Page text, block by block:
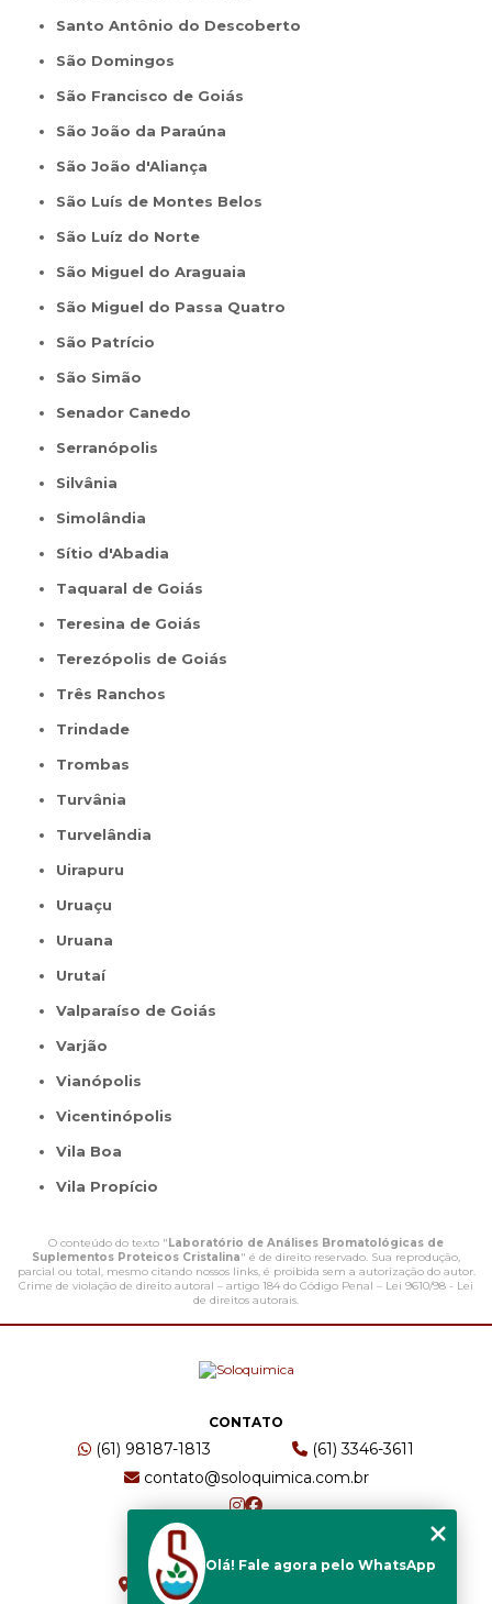
Santo Antônio do Descoberto
São Domingos
São Francisco de Goiás
São João da Paraúna
São João d'Aliança
São Luís de Montes Belos
São Luíz do Norte
São Miguel do Araguaia
São Miguel do Passa Quatro
São Patrício
São Simão
Senador Canedo
Serranópolis
Silvânia
Simolândia
Sítio d'Abadia
Taquaral de Goiás
Teresina de Goiás
Terezópolis de Goiás
Três Ranchos
Trindade
Trombas
Turvânia
Turvelândia
Uirapuru
Uruaçu
Uruana
Urutaí
Valparaíso de Goiás
Varjão
Vianópolis
Vicentinópolis
Vila Boa
Vila Propício
O conteúdo do texto "Laboratório de Análises Bromatológicas de
Suplementos Proteicos Cristalina" é de direito reservado. Sua reprodução,
parcial ou total, mesmo citando nossos links, é proibida sem a autorização do autor.
Crime de violação de direito autoral – artigo 184 do Código Penal – Lei 9610/98 - Lei
de direitos autorais.
CONTATO
(61) 98187-1813
(61) 3346-3611
contato@soloquimica.com.br
ENDEREÇO
CRS 511 Sul, Bl B, Sl 49 - Asa Sul
Olá! Fale agora pelo WhatsApp